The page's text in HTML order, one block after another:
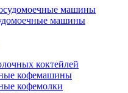
машины
машины
коктейлей
кофемашины
кофемолки